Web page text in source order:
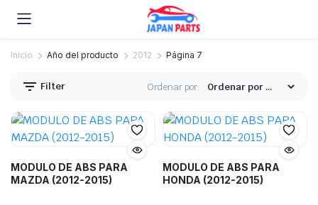
Inicio Año del producto 2012 Página 7
Filter Ordenar por:
MODULO DE ABS PARA
MAZDA (2012-2015)
MODULO DE ABS PARA
HONDA (2012-2015)